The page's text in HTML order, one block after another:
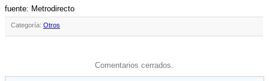
fuente: Metrodirecto
Categoría: Otros
Comentarios cerrados.